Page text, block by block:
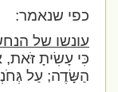
כפי שנאמר:
עונשו של הנחש:
כִּי עָשִׂיתָ זֹּאת,
הַשָּׂדֶה; עַל